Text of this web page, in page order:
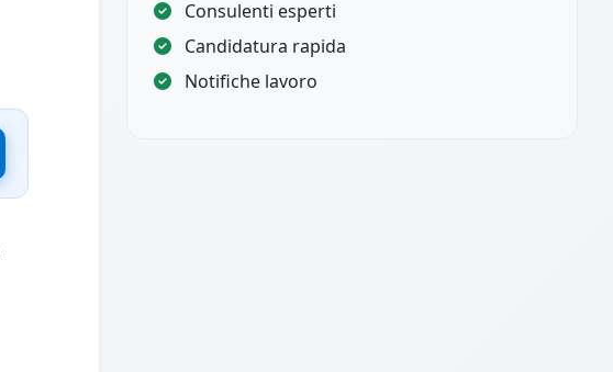
Consulenti esperti
Candidatura rapida
Notifiche lavoro